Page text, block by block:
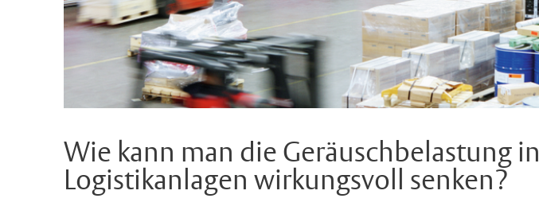
Wie kann man die Geräuschbelastung in
Logistikanlagen wirkungsvoll senken?